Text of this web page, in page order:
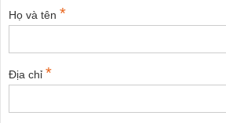
Họ và tên *
Địa chỉ *